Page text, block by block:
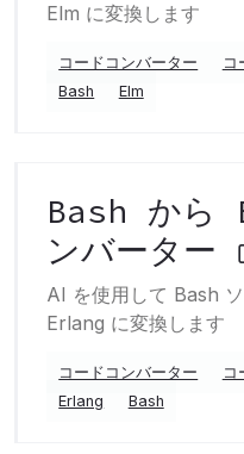
Elm に変換します
コードコンバーター コ
Bash
Elm
Bash から
ンバーター
AI を使用して Bash
Erlang に変換します
コードコンバーター コ
Erlang
Bash